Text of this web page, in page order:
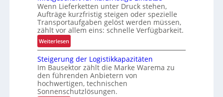
e
s
t
s
s
i
c
h
r
h
e
i
t
u
e
E
F
G
B
a
u
r
Wenn Lieferketten unter Druck stehen,
Aufträge kurzfristig steigen oder spezielle
Transportaufgaben gelöst werden müssen,
zählt vor allem eins: schnelle Verfügbarkeit.
Weiterlesen:
M
i
e
t
g
Steigerung der Logistikkapazitäten
Im Bausektor zählt die Marke Warema zu
den führenden Anbietern von
hochwertigen, technischen
Sonnenschutzlösungen.